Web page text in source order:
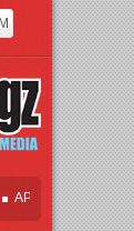
2026 Dorong